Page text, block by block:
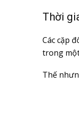
Thời
Các cặp
trong
Thế